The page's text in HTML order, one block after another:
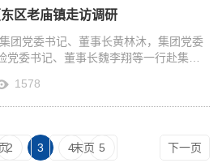
开创集团高质量发展新局面。
台建设、投融资等方面，进一步加大
作意愿变成实在成果。宣城将为国元
环境和条件。黄林沐介绍了国元金控集
市发展势头好、创新动能足，金融生
景广阔。作为省属金融企业，国元将坚
会议精神，紧扣省委省政府及宣城市
分发挥综合金融服务优势，进一步融入
乡村振兴各项部署落地落实等领域，深
通对接机制，着力在子基金共建、企业
记李军，市领导王波、郑久坤、虞建
存坤，集团党委委员、副总经理兼国
李翔等参加并讲话。刘玉杰对国元金控
示感谢。他指出，国元金控集团与阜
合作，省委常委会在阜现场办公会后第
省委部署要求，充分体现了对皖北振
工作作风。当前，阜阳全市上下正以主
市”，发展势头强劲、成长空间巨大，尤
计划、“秸秆变肉”暨肉牛振兴计划、“千万
区老庙镇走访调研
团党委书记、董事长黄林沐，集团党委
委书记、董事长魏李翔等一行赴集团
市颍东区老庙镇走访调研，并与老庙镇
间，黄林沐认真听取了老庙镇基本情
扶推进落实情况及下一步意见建议。黄
分发挥国元综合金融优势，始终聚焦老
因地制宜，因势利导，以扶智、扶志为
1578
2 3 4 5 下一页
末页